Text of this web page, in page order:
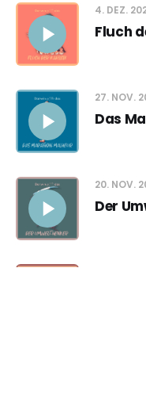
4. DEZ.
Fluch
27. NOV.
Das
20. NOV.
Der